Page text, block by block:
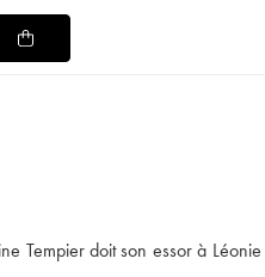
Tempier doit son essor à Léonie